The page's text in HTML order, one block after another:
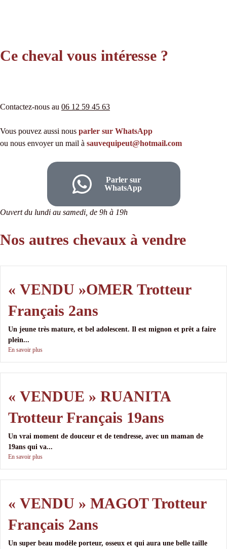
Ce cheval vous intéresse ?
Contactez-nous au 06 12 59 45 63
Vous pouvez aussi nous parler sur WhatsApp
ou nous envoyer un mail à sauvequipeut@hotmail.com
Parler sur
WhatsApp
Ouvert du lundi au samedi, de 9h à 19h
Nos autres chevaux à vendre
« VENDU »OMER Trotteur
Français 2ans
Un jeune très mature, et bel adolescent. Il est mignon et prêt a faire
plein...
En savoir plus
« VENDUE » RUANITA
Trotteur Français 19ans
Un vrai moment de douceur et de tendresse, avec un maman de
19ans qui va...
En savoir plus
« VENDU » MAGOT Trotteur
Français 2ans
Un super beau modèle porteur, osseux et qui aura une belle taille